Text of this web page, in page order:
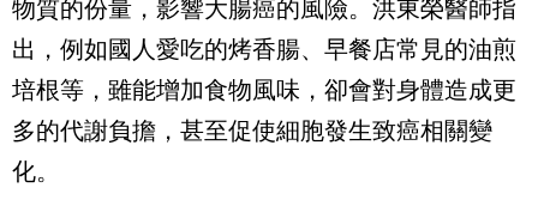
物質的份量，影響大腸癌的風險。洪東榮醫師指
出，例如國人愛吃的烤香腸、早餐店常見的油煎
培根等，雖能增加食物風味，卻會對身體造成更
多的代謝負擔，甚至促使細胞發生致癌相關變
化。